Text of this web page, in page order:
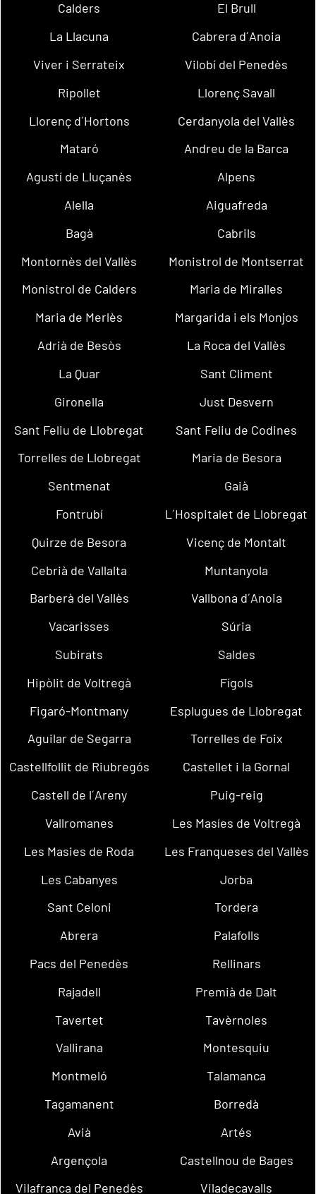
Calders
El Brull
La Llacuna
Cabrera d´Anoia
Viver i Serrateix
Vilobí del Penedès
Ripollet
Llorenç Savall
Llorenç d´Hortons
Cerdanyola del Vallès
Mataró
Andreu de la Barca
Agustí de Lluçanès
Alpens
Alella
Aiguafreda
Bagà
Cabrils
Montornès del Vallès
Monistrol de Montserrat
Monistrol de Calders
Maria de Miralles
Maria de Merlès
Margarida i els Monjos
Adrià de Besòs
La Roca del Vallès
La Quar
Sant Climent
Gironella
Just Desvern
Sant Feliu de Llobregat
Sant Feliu de Codines
Torrelles de Llobregat
Maria de Besora
Sentmenat
Gaià
Fontrubí
L´Hospitalet de Llobregat
Quirze de Besora
Vicenç de Montalt
Cebrià de Vallalta
Muntanyola
Barberà del Vallès
Vallbona d´Anoia
Vacarisses
Súria
Subirats
Saldes
Hipòlit de Voltregà
Fígols
Figaró-Montmany
Esplugues de Llobregat
Aguilar de Segarra
Torrelles de Foix
Castellfollit de Riubregós
Castellet i la Gornal
Castell de l´Areny
Puig-reig
Vallromanes
Les Masíes de Voltregà
Les Masies de Roda
Les Franqueses del Vallès
Les Cabanyes
Jorba
Sant Celoni
Tordera
Abrera
Palafolls
Pacs del Penedès
Rellinars
Rajadell
Premià de Dalt
Tavertet
Tavèrnoles
Vallirana
Montesquiu
Montmeló
Talamanca
Tagamanent
Borredà
Avià
Artés
Argençola
Castellnou de Bages
Vilafranca del Penedès
Viladecavalls